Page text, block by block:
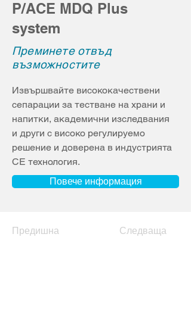
P/ACE MDQ Plus
system
Преминете отвъд
възможностите
Извършвайте висококачествени
сепарации за тестване на храни и
напитки, академични изследвания
и други с високо регулируемо
решение и доверена в индустрията
CE технология.
Повече информация
Предишна Следваща